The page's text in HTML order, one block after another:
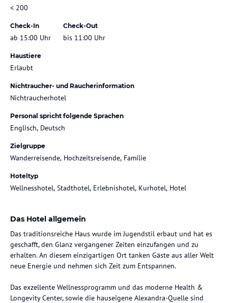
< 200
Check-In
ab 15:00 Uhr
Check-Out
bis 11:00 Uhr
Haustiere
Erlaubt
Nichtraucher- und Raucherinformation
Nichtraucherhotel
Personal spricht folgende Sprachen
Englisch, Deutsch
Zielgruppe
Wanderreisende, Hochzeitsreisende, Familie
Hoteltyp
Wellnesshotel, Stadthotel, Erlebnishotel, Kurhotel, Hotel
Das Hotel allgemein
Das traditionsreiche Haus wurde im Jugendstil erbaut und hat es
geschafft, den Glanz vergangener Zeiten einzufangen und zu
erhalten. An diesem einzigartigen Ort tanken Gäste aus aller Welt
neue Energie und nehmen sich Zeit zum Entspannen.
Das exzellente Wellnessprogramm und das moderne Health &
Longevity Center, sowie die hauseigene Alexandra-Quelle sind